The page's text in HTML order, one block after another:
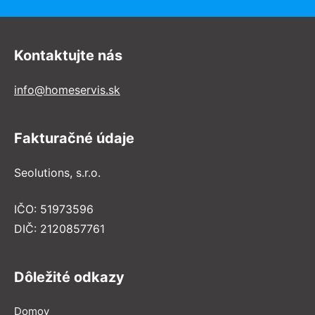
Kontaktujte nás
info@homeservis.sk
Fakturačné údaje
Seolutions, s.r.o.
IČO: 51973596
DIČ: 2120857761
Dôležité odkazy
Domov